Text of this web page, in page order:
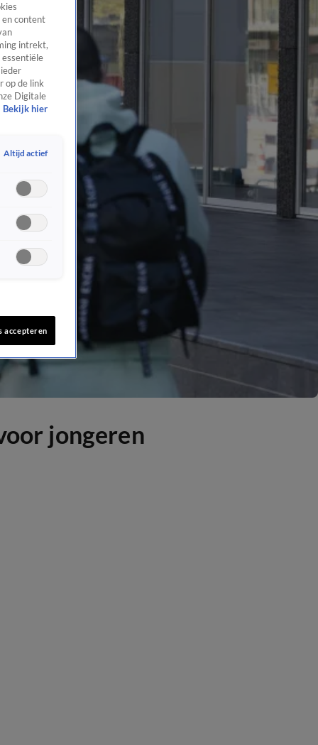
jongeren
en content
intrekt,
op de link
Digitale
Bekijk hier
Altijd actief
accepteren